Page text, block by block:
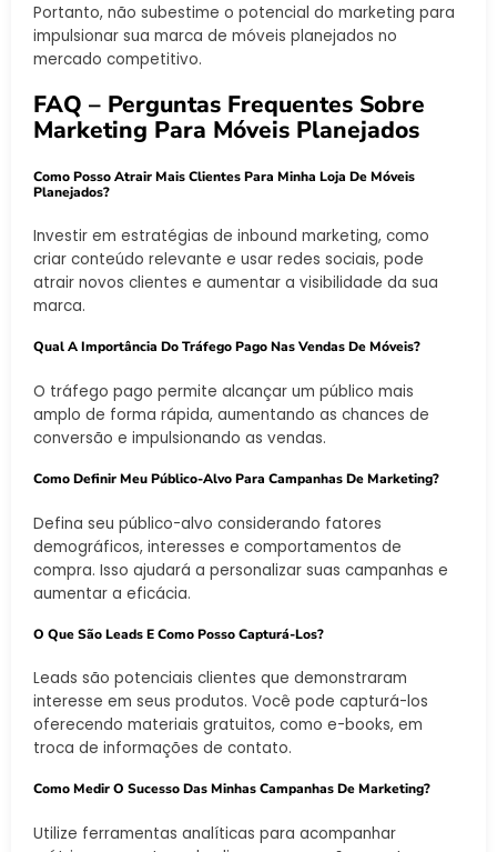
Portanto, não subestime o potencial do marketing para
impulsionar sua marca de móveis planejados no
mercado competitivo.
FAQ – Perguntas Frequentes Sobre
Marketing Para Móveis Planejados
Como Posso Atrair Mais Clientes Para Minha Loja De Móveis
Planejados?
Investir em estratégias de inbound marketing, como
criar conteúdo relevante e usar redes sociais, pode
atrair novos clientes e aumentar a visibilidade da sua
marca.
Qual A Importância Do Tráfego Pago Nas Vendas De Móveis?
O tráfego pago permite alcançar um público mais
amplo de forma rápida, aumentando as chances de
conversão e impulsionando as vendas.
Como Definir Meu Público-Alvo Para Campanhas De Marketing?
Defina seu público-alvo considerando fatores
demográficos, interesses e comportamentos de
compra. Isso ajudará a personalizar suas campanhas e
aumentar a eficácia.
O Que São Leads E Como Posso Capturá-Los?
Leads são potenciais clientes que demonstraram
interesse em seus produtos. Você pode capturá-los
oferecendo materiais gratuitos, como e-books, em
troca de informações de contato.
Como Medir O Sucesso Das Minhas Campanhas De Marketing?
Utilize ferramentas analíticas para acompanhar